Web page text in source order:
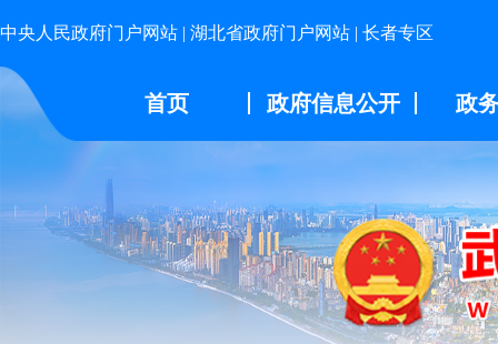
中央人民政府门户网站 | 湖北省政府门户网站 | 长者专区
首页 政府信息公开 政